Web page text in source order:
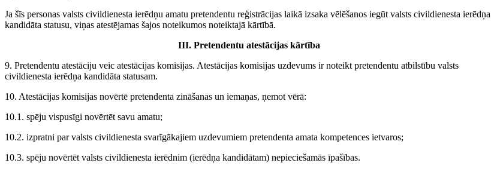
Ja šīs personas valsts civildienesta ierēdņu amatu pretendentu reģistrācijas laikā izsaka vēlēšanos iegūt valsts civildienesta ierēdņa
kandidāta statusu, viņas atestējamas šajos noteikumos noteiktajā kārtībā.
III. Pretendentu atestācijas kārtība
9. Pretendentu atestāciju veic atestācijas komisijas. Atestācijas komisijas uzdevums ir noteikt pretendentu atbilstību valsts
civildienesta ierēdņa kandidāta statusam.
10. Atestācijas komisijas novērtē pretendenta zināšanas un iemaņas, ņemot vērā:
10.1. spēju vispusīgi novērtēt savu amatu;
10.2. izpratni par valsts civildienesta svarīgākajiem uzdevumiem pretendenta amata kompetences ietvaros;
10.3. spēju novērtēt valsts civildienesta ierēdnim (ierēdņa kandidātam) nepieciešamās īpašības.